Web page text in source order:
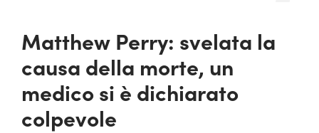
Matthew Perry: svelata la
causa della morte, un
medico si è dichiarato
colpevole